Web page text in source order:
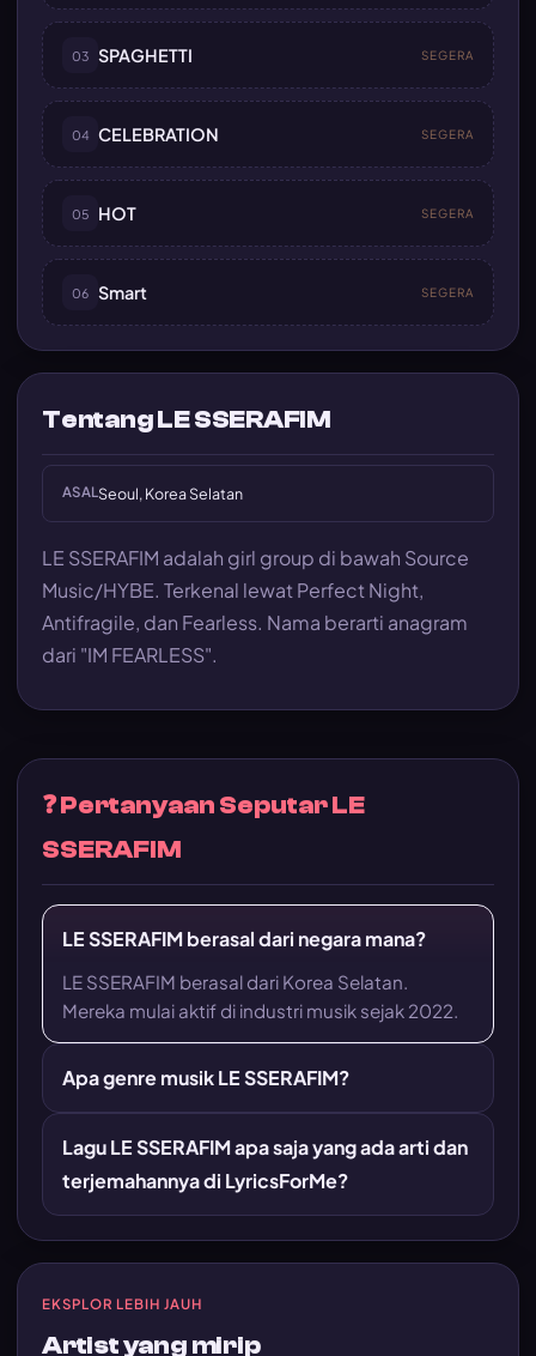
03 SPAGHETTI SEGERA
04 CELEBRATION SEGERA
05 HOT SEGERA
06 Smart SEGERA
Tentang LE SSERAFIM
ASALSeoul, Korea Selatan
LE SSERAFIM adalah girl group di bawah Source
Music/HYBE. Terkenal lewat Perfect Night,
Antifragile, dan Fearless. Nama berarti anagram
dari "IM FEARLESS".
❓ Pertanyaan Seputar LE
SSERAFIM
LE SSERAFIM berasal dari negara mana?
LE SSERAFIM berasal dari Korea Selatan.
Mereka mulai aktif di industri musik sejak 2022.
Apa genre musik LE SSERAFIM?
Lagu LE SSERAFIM apa saja yang ada arti dan
terjemahannya di LyricsForMe?
EKSPLOR LEBIH JAUH
Artist yang mirip